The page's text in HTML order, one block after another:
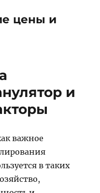
цены и
и
важное
в таких